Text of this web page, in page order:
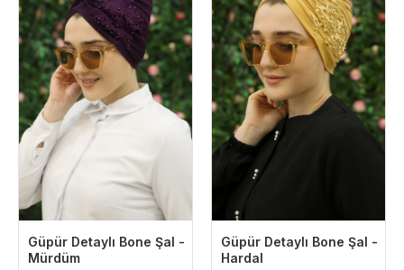
Güpür Detaylı Bone Şal -
Mürdüm
Güpür Detaylı Bone Şal -
Hardal